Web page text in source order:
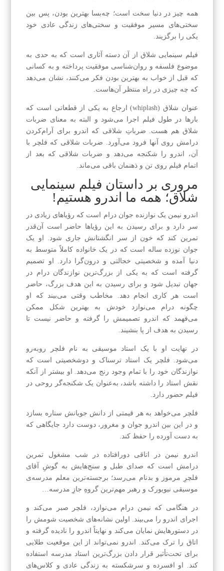
همه چیز در دنیا سخت است؛ چه‌بسا بهترین بودن، پس بین
سختی‌های مسیر موفقیت و سختی‌های زندگی عادی خود
یکی را برگزیند.
فیلم سینمایی شلاق از آن دسته آثاری است که به حدی به
موضوع فلسفه و روان‌شناسی موفقیت پرداخته و به کسانی
که قبل از خواب به بهترین بودن فکر می‌کنند، نشان می‌دهد
که چه چیزی در راه منتظر آن‌هاست.
عنوان شلاق (whiplash) ارجاع به یکی از قطعاتی است که
بارها در طول فیلم اجرا می‌شود و البته به معنای ضربات
شلاق هم هست. ضرباتِ شلاقی که اندرو برای آرام‌کردن
درامش روی آنها فرود می‌آورد. ضربات شلاقی که فلچر با
آن، اندرو را شکنجه می‌دهد و ضربات شلاقی که بعد از
اتمام فیلم روی تن و ذهنمان باقی می‌ماند.
مروری بر داستان فیلم سینمایی
شلاق؛ همه ما اندرو هستیم!
اندرو نیمن یک نوازنده جوان درام است که رؤیاهای زیادی در
سر دارد و برای رسیدن به این رؤیاها حاضر است آن‌قدر
تمرین کند که خون از سر انگشتانش جاری شود. او یک
جوان نوزده ساله است که در یک خانواده کاملاً متوسط به
دنیا آمده و شخصیتی خجالتی و درون‌گرا دارد. او تصمیم
گرفته است که به یکی از بزرگ‌ترین نوازندگان درام در
جهان تبدیل شود و برای رسیدن به این هدف بزرگ، حاضر
است هر کاری انجام دهد. مخاطب وقتی می‌بیند که او
چگونه درام می‌نوازد خودش به بهترین شکل ممکن
می‌فهمد که اندرو تصمیمش را گرفته و حاضر نیست تا
رسیدن به هدف از پا بنشیند.
در نهایت او با یک استاد موسیقی به نام فلچر روبه‌رو
می‌شود. فلچر یک استاد ترسناک و دوشخصیتی است که
نوازندگان خود را با تمام وجود رنج می‌دهد. او بیشتر از آنکه
نقش استاد را داشته باشد، به‌عنوان یک شکنجه‌گر روحی در
فیلم حضور دارد.
فلچر می‌خواهد به هر قیمتی از دانش جویانش ستاره بسازد
و در این بین اندرو جوان و مغرور، دوست دارد جایگاهی که
به دست آورده را حفظ کند.
اندرو نیمن در اتاقی دورافتاده در شب مشغول تمرین
درامش است که صدای طبل و سنج‌هایش به گوشِ آقای
فلچرِ مرموز و بدنام می‌رسد؛ برجسته‌ترین معلم مدرسه‌ی
موسیقی نیویورک و رهبر مهم‌ترین گروهِ جازِ مدرسه…
در هنگامی که نیمن درام می‌نوازد، فلچر صبر می‌کند و
اجرای اندرو را می‌بیند. اولین نشانه‌های شخصیت شومش را
در دستورهایش نمایان می‌کند و نهایتاً اندرو را نادیده گرفته و
اتاق را ترک می‌کند. اندرو نمی‌تواند از این موقعیت طلایی
برای تحت‌تأثیر قرار دادن بزرگ‌ترین استاد مدرسه استفاده
کند. او افسرده و سرشکسته به زندگی عادی و کلاس‌های